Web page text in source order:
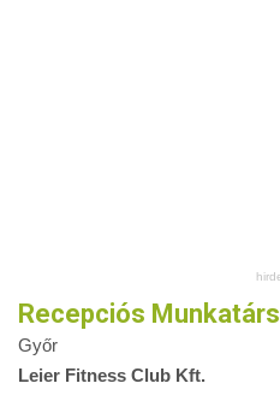
Recepciós Munkatárs
Győr
Leier Fitness Club Kft.